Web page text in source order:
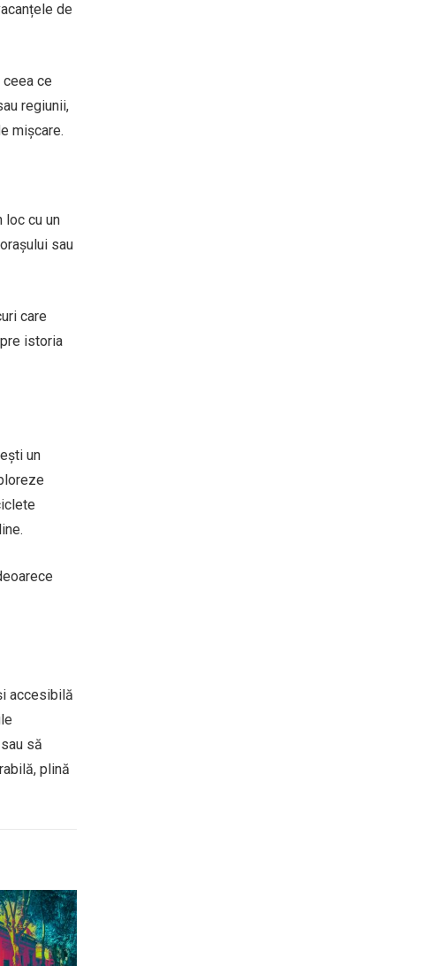
de
ce
regiunii,
mișcare.
loc cu un
sau
care
istoria
un
accesibilă
să
plină